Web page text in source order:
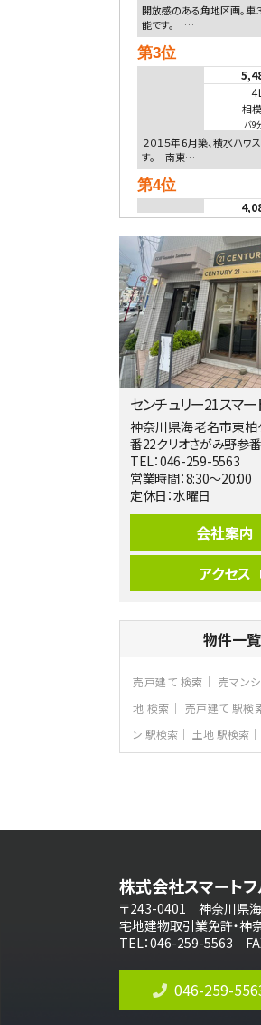
開放感のある角地区画。車
能です。 …
第3位
4
相
バ9
２０１５年６月築、積水ハウ
す。 南東…
第4位
淵
南側道路に面しており日当
ッチンから…
第5位
4
バ19
開放感があり日当たり良好
地区画。 …
第6位
並列２台駐車可。１階はリビ
をまとめ…
4
海
並列2台駐…
第8位
4
4
バ11分
全棟ＬＤＫは16帖の4ＬＤＫ
機や浴…
センチュリー21スマー
神奈川県海老名市東柏
番22クリオさがみ野参
TEL：046-259-5563
営業時間：8:30～20:00
定休日：水曜日
会社案内
アクセス
物件一覧
売戸建て 検索 売マン
地 検索
売戸建て 駅検
ン 駅検索
土地 駅検索
株式会社スマート
〒243-0401 神奈川県海
宅地建物取引業免許・
TEL：046-259-5563
046-259-